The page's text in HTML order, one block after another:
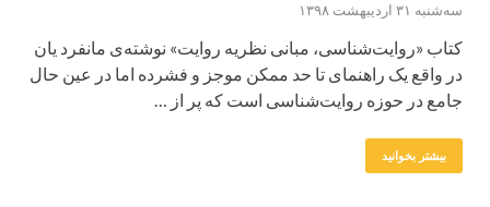
سه‌شنبه ۳۱ اردیبهشت ۱۳۹۸
کتاب «روایت‌شناسی،‌ مبانی نظریه روایت» نوشته‌ی مانفرد یان
در واقع یک راهنمای تا حد ممکن موجز و فشرده اما در عین حال
جامع در حوزه روایت‌شناسی است که پر از …
بیشتر بخوانید